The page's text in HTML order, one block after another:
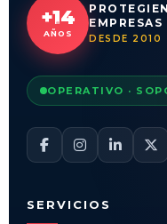
+14
AÑOS DESDE 2010
OPERATIVO ·
SERVICIOS